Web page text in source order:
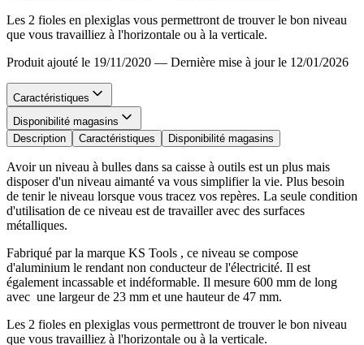
Les 2 fioles en plexiglas vous permettront de trouver le bon niveau
que vous travailliez à l'horizontale ou à la verticale.
Produit ajouté le 19/11/2020 — Dernière mise à jour le 12/01/2026
Caractéristiques
Disponibilité magasins
Description
Caractéristiques Disponibilité magasins
Avoir un niveau à bulles dans sa caisse à outils est un plus mais
disposer d'un niveau aimanté va vous simplifier la vie. Plus besoin
de tenir le niveau lorsque vous tracez vos repères. La seule condition
d'utilisation de ce niveau est de travailler avec des surfaces
métalliques.
Fabriqué par la marque KS Tools , ce niveau se compose
d'aluminium le rendant non conducteur de l'électricité. Il est
également incassable et indéformable. Il mesure 600 mm de long
avec une largeur de 23 mm et une hauteur de 47 mm.
Les 2 fioles en plexiglas vous permettront de trouver le bon niveau
que vous travailliez à l'horizontale ou à la verticale.